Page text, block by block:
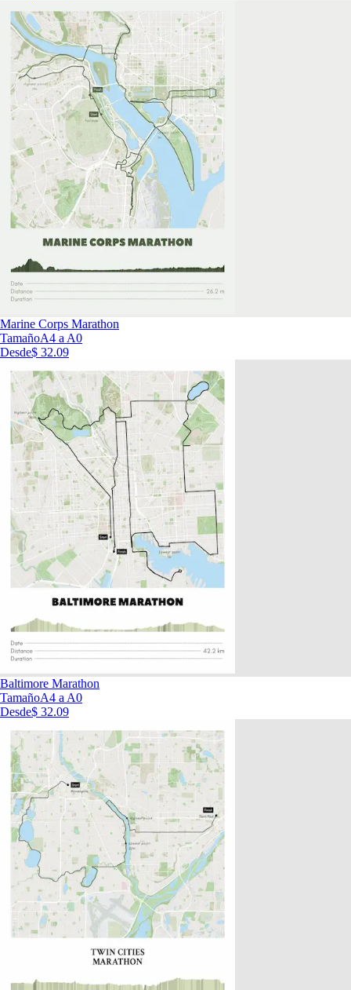
Marine Corps Marathon
TamañoA4 a A0
Desde$ 32.09
Baltimore Marathon
TamañoA4 a A0
Desde$ 32.09